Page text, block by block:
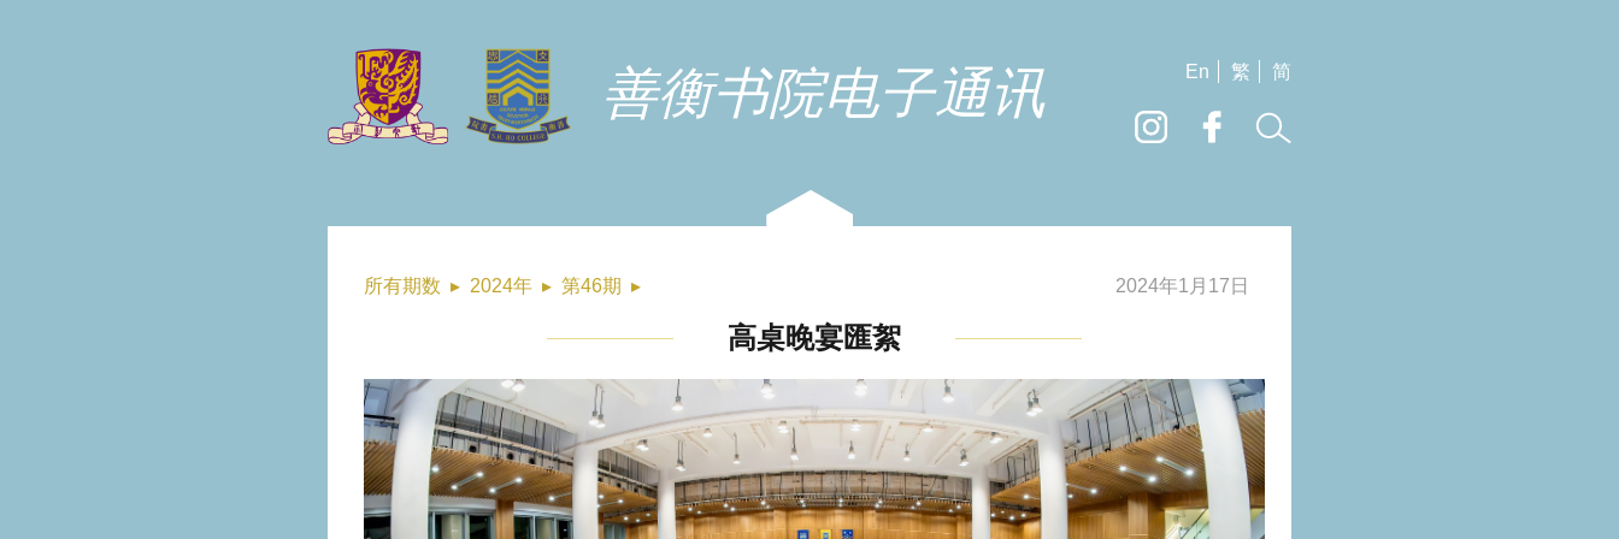
善衡书院电子通讯 En 繁 简
所有期数 ▸ 2024年 ▸ 第46期 ▸ 2024年1月17日
高桌晚宴匯絮